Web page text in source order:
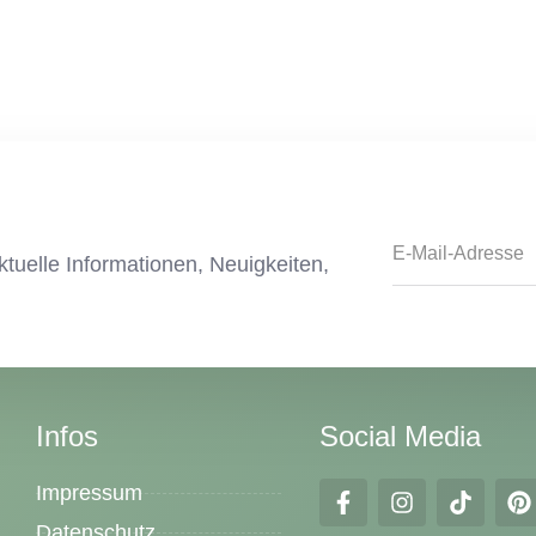
Informationen, Neuigkeiten,
Infos
Impressum
Social Media